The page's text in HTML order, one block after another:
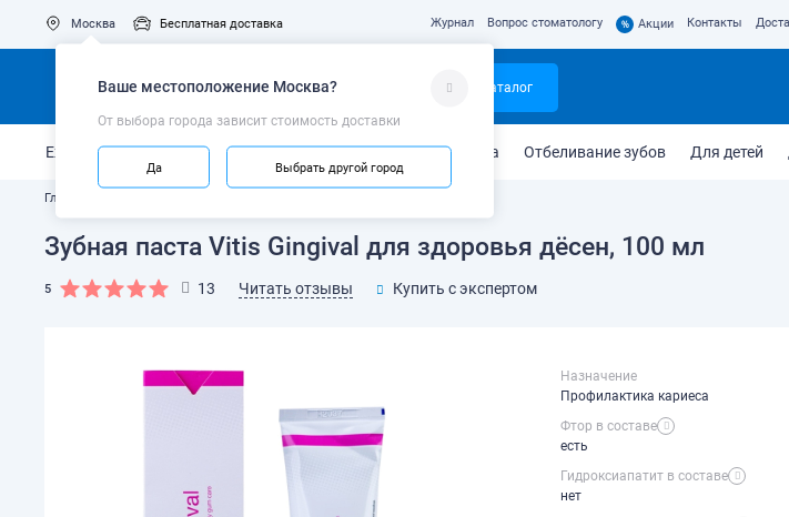
Москва
Ваше местоположение Москва?
От выбора города зависит стоимость доставки
Да Выбрать другой город
Бесплатная доставка Журнал Вопрос стоматологу % Акции Контакты
Каталог
Ежедневный уход Укрепление эмали Защита от кариеса Отбеливание зубов Для детей
Главная
Зубная паста Vitis Gingival для здоровья дёсен, 100 мл
5 13 Читать отзывы Купить с экспертом
Назначение
Профилактика кариеса
Фтор в составе
есть
Гидроксиапатит в составе
нет